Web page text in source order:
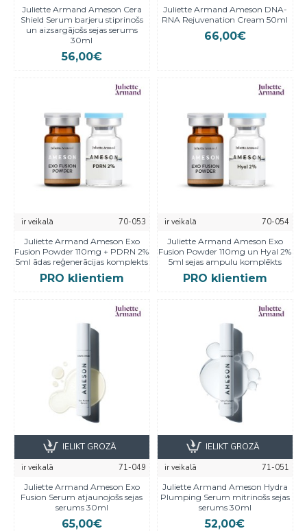
Juliette Armand Ameson Cera
Shield Serum barjeru stiprinošs
un aizsargājošs sejas serums
30ml
56,00€
Juliette Armand Ameson DNA-
RNA Rejuvenation Cream 50ml
66,00€
ir veikalā
70-053
Juliette Armand Ameson Exo
Fusion Powder 110mg + PDRN 2%
5ml ādas reģenerācijas komplekts
PRO klientiem
ir veikalā
70-054
Juliette Armand Ameson Exo
Fusion Powder 110mg un Hyal 2%
5ml sejas ampulu komplēkts
PRO klientiem
ir veikalā
71-049
Juliette Armand Ameson Exo
Fusion Serum atjaunojošs sejas
serums 30ml
65,00€
IELIKT GROZĀ
ir veikalā
71-051
Juliette Armand Ameson Hydra
Plumping Serum mitrinošs sejas
serums 30ml
52,00€
IELIKT GROZĀ